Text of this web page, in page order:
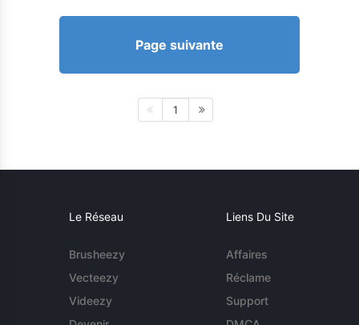
Page suivante
1
Le Réseau
Brusheezy
Vecteezy
Videezy
Liens Du Site
Affaires
Réclame
Support